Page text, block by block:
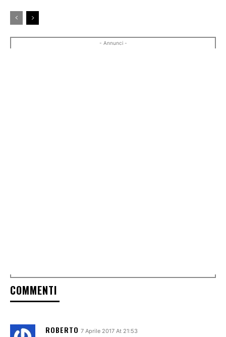
- Annunci -
COMMENTI
ROBERTO 7 Aprile 2017 At 21:53